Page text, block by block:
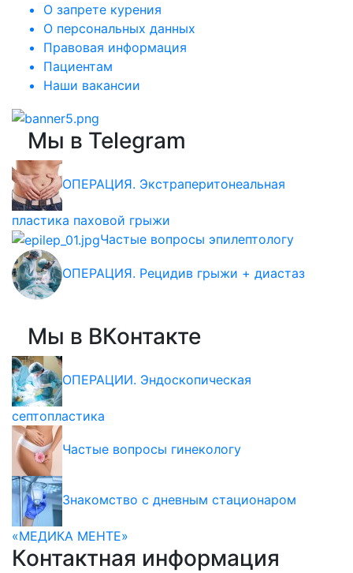
О запрете курения
О персональных данных
Правовая информация
Пациентам
Наши вакансии
Мы в Telegram
ОПЕРАЦИЯ. Экстраперитонеальная
пластика паховой грыжи
Частые вопросы эпилептологу
ОПЕРАЦИЯ. Рецидив грыжи + диастаз
Мы в ВКонтакте
ОПЕРАЦИИ. Эндоскопическая
септопластика
Частые вопросы гинекологу
Знакомство с дневным стационаром
«МЕДИКА МЕНТЕ»
Контактная информация